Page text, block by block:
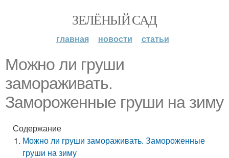
ЗЕЛЁНЫЙ САД
главная новости статьи
Можно ли груши
замораживать.
Замороженные груши на зиму
Содержание
Можно ли груши замораживать. Замороженные
груши на зиму